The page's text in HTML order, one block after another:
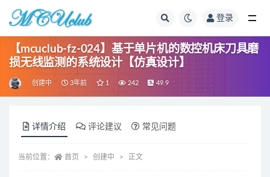
登录
【mcuclub-fz-024】基于单片机的数控机床刀具磨
损无线监测的系统设计【仿真设计】
创建中 3年前 1 242 49.9
详情介绍 评论建议 常见问题
当前位置： 首页 创建中 正文